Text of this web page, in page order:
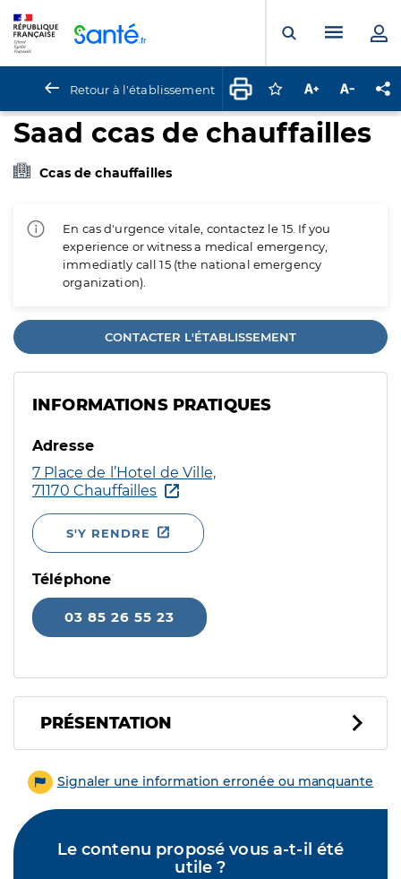
Ouvrir laMenu
Retour à l'établissement Connectez-vous
Augmenter la
Saad ccas de chauffailles
Ccas de chauffailles
En cas d'urgence vitale, contactez le 15. If you
experience or witness a medical emergency,
immediatly call 15 (the national emergency
organization).
CONTACTER L'ÉTABLISSEMENT
INFORMATIONS PRATIQUES
Adresse
7 Place de l’Hotel de Ville,
71170 Chauffailles
S'Y RENDRE
Téléphone
03 85 26 55 23
PRÉSENTATION
Signaler une information erronée ou manquante
Le contenu proposé vous a-t-il été
utile ?